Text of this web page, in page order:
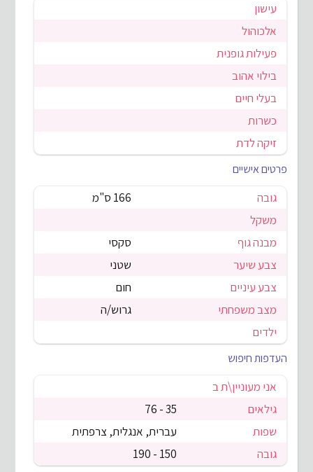
עישון
אלכוהול
פעילות גופנית
בילוי אהוב
בעלי חיים
כשרות
זיקה לדת
פרטים אישיים
גובה
166 ס"מ
משקל
מבנה גוף
סקסי
צבע שיער
שטני
צבע עיניים
חום
מצב משפחתי
גרוש/ה
ילדים
העדפות חיפוש
אני מעוניין\ת ב
גילאים
35 - 76
שפות
עברית, אנגלית, צרפתית
גובה
150 - 190